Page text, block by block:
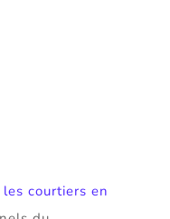
courtiers en